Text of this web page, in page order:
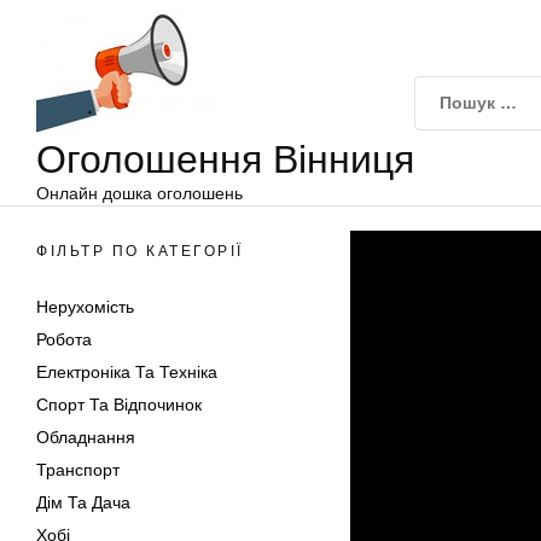
Оголошення Вінниця
Онлайн дошка оголошень
ФІЛЬТР ПО КАТЕГОРІЇ
Нерухомість
Робота
Електроніка Та Техніка
Спорт Та Відпочинок
Обладнання
Транспорт
Дім Та Дача
Хобі